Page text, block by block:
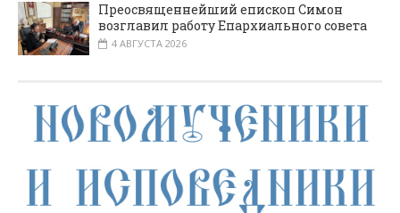
Преосвященнейший епископ Симон
возглавил работу Епархиального совета
4 АВГУСТА 2026